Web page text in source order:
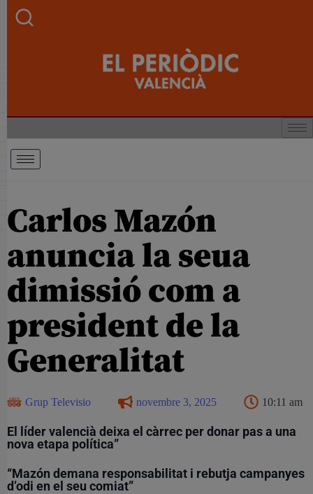
Carlos Mazón
anuncia la seua
dimissió com a
president de la
Generalitat
Grup Televisio novembre 3, 2025 10:11 am
El líder valencià deixa el càrrec per donar pas a una
nova etapa política”
“Mazón demana responsabilitat i rebutja campanyes
d’odi en el seu comiat”